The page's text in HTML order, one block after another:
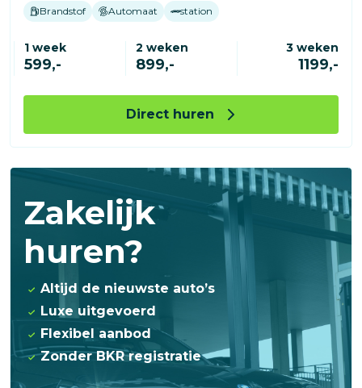
Brandstof Automaat station
1 week
599,-
2 weken
899,-
3 weken
1199,-
Direct huren
Zakelijk
huren?
Altijd de nieuwste auto’s
Luxe uitgevoerd
Flexibel aanbod
Zonder BKR registratie